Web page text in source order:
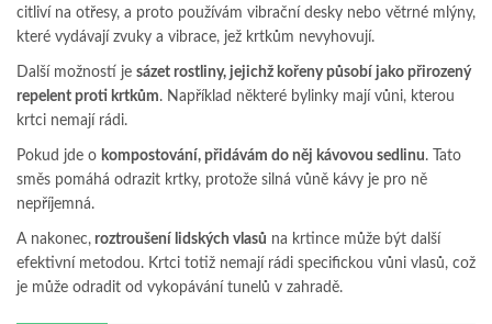
citliví na otřesy, a proto používám vibrační desky nebo větrné mlýny,
které vydávají zvuky a vibrace, jež krtkům nevyhovují.
Další možností je sázet rostliny, jejichž kořeny působí jako přirozený
repelent proti krtkům. Například některé bylinky mají vůni, kterou
krtci nemají rádi.
Pokud jde o kompostování, přidávám do něj kávovou sedlinu. Tato
směs pomáhá odrazit krtky, protože silná vůně kávy je pro ně
nepříjemná.
A nakonec, roztroušení lidských vlasů na krtince může být další
efektivní metodou. Krtci totiž nemají rádi specifickou vůni vlasů, což
je může odradit od vykopávání tunelů v zahradě.